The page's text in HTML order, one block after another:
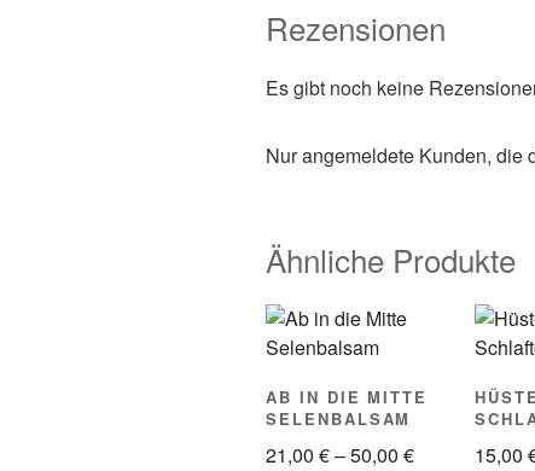
Rezensionen
Es gibt noch keine
Nur angemeldete Kunden, die
Ähnliche Produkte
AB IN DIE MITTE
SELENBALSAM
21,00 €–50,00 €
15,00